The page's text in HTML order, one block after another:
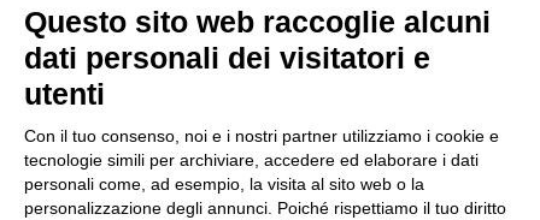
Trattorini Rider Husqvarna - Piatti di taglio
(6)
Trinciasarmenti
Trinciatutto Trattorino(7)
Troncarami manuali (3)
Questo sito web raccoglie alcuni
dati personali dei visitatori e
utenti
Con il tuo consenso, noi e i nostri partner utilizziamo i cookie e
tecnologie simili per archiviare, accedere ed elaborare i dati
personali come, ad esempio, la visita al sito web o la
personalizzazione degli annunci. Poiché rispettiamo il tuo diritto